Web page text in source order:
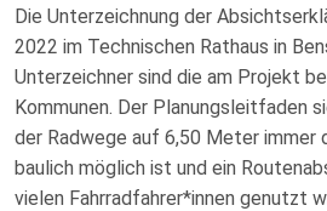
Die Unterzeichnung der
2022 im Technischen Rathaus in
Unterzeichner sind die am Projekt
Kommunen. Der Planungsleitfaden
der Radwege auf 6,50 Meter immer
baulich möglich ist und ein
vielen Fahrradfahrer*innen genutzt